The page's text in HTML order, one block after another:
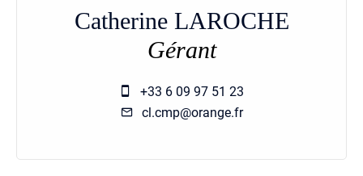
Catherine LAROCHE
Gérant
+33 6 09 97 51 23
cl.cmp@orange.fr